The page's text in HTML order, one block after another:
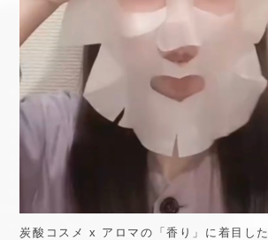
炭酸コスメ x アロマの「香り」に着目した